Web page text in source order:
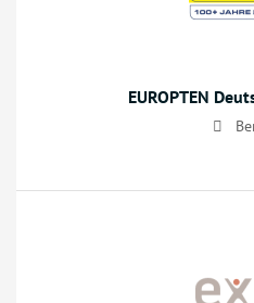
EUROPTEN